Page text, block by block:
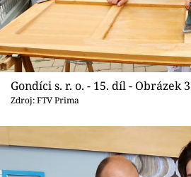
Gondíci s. r. o. - 15. díl - Obrázek 3
Zdroj: FTV Prima